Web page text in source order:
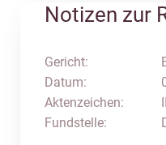
Notizen zur
Gericht:
Datum:
Aktenzeichen:
Fundstelle: